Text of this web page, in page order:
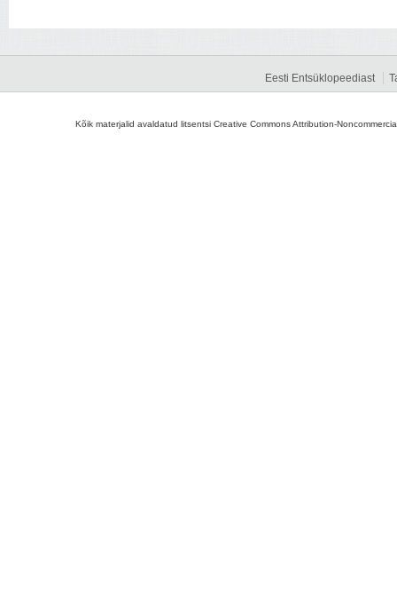
Eesti Entsüklopeediast
Kõik materjalid avaldatud litsentsi Creative Commons Attribution-